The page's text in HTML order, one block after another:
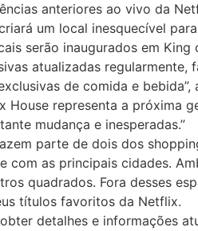
anteriores ao vivo da
um local inesquecível
serão inaugurados em King
atualizadas
de comida e
representa a próxima
mudança e inesperadas.”
parte de dois dos
as principais cidades.
quadrados. Fora desses
títulos favoritos da Netflix.
detalhes e informações